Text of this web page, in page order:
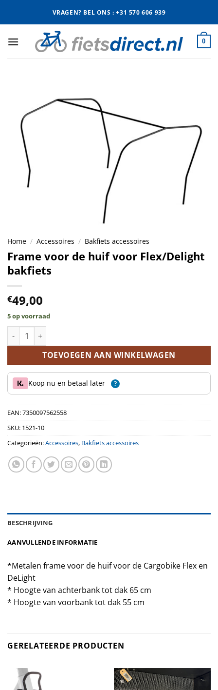
VRAGEN? BEL ONS : +31 570 606 939
0
Home / Accessoires / Bakfiets accessoires
Frame voor de huif voor Flex/Delight
bakfiets
€49,00
5 op voorraad
Frame voor de huif voor Flex/Delight bakfiets aantal
TOEVOEGEN AAN WINKELWAGEN
Koop nu en betaal later ?
EAN:7350097562558
SKU: 1521-10
Categorieën:Accessoires, Bakfiets accessoires
BESCHRIJVING
AANVULLENDE INFORMATIE
*Metalen frame voor de huif voor de Cargobike Flex en
DeLight
* Hoogte van achterbank tot dak 65 cm
* Hoogte van voorbank tot dak 55 cm
GERELATEERDE PRODUCTEN